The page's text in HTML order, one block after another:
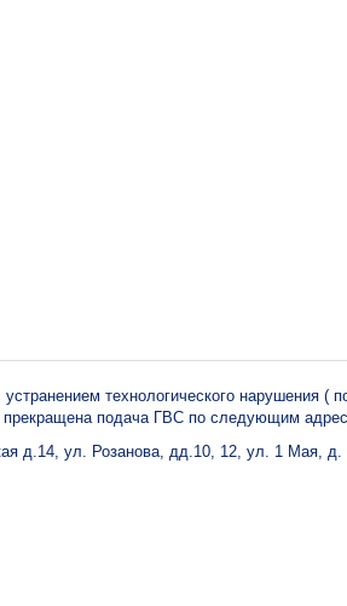
технологического нарушения (
прекращена подача ГВС по следующим
д.14, ул. Розанова, дд.10, 12, ул. 1 Мая, д.